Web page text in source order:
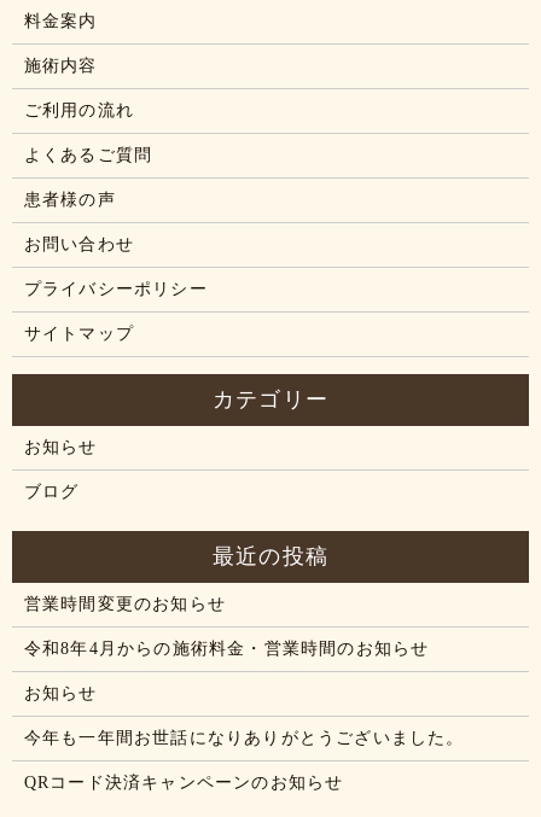
料金案内
施術内容
ご利用の流れ
よくあるご質問
患者様の声
お問い合わせ
プライバシーポリシー
サイトマップ
お知らせ
ブログ
営業時間変更のお知らせ
令和8年4月からの施術料金・営業時間のお知らせ
お知らせ
今年も一年間お世話になりありがとうございました。
QRコード決済キャンペーンのお知らせ